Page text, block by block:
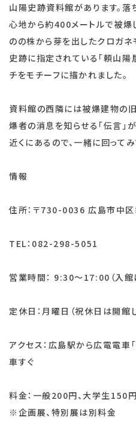
山陽史跡資料館があります。落
心地から約400メートルで被爆
のの株から芽を出したクロガネ
史跡に指定されている「頼山陽
チをモチーフに描かれました。
資料館の西隣には被爆建物の
爆者の消息を知らせる「伝言
近くにあるので、一緒に回って
情報
住所：〒730-0036 広島市中
TEL：082-298-5051
営業時間： 9:30〜17:00（入館
定休日：月曜日（祝休日は開館
アクセス：広島駅から広電電車
車すぐ
料金：一般200円、大学生150
※企画展、特別展は別料金